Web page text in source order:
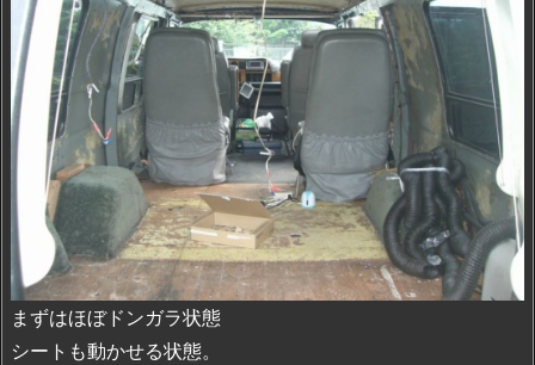
まずはほぼドンガラ状態
シートも動かせる状態。